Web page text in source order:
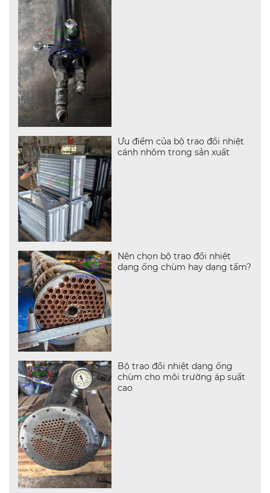
Ưu điểm của bộ trao đổi nhiệt
cánh nhôm trong sản xuất
Nên chọn bộ trao đổi nhiệt
dạng ống chùm hay dạng tấm?
Bộ trao đổi nhiệt dạng ống
chùm cho môi trường áp suất
cao